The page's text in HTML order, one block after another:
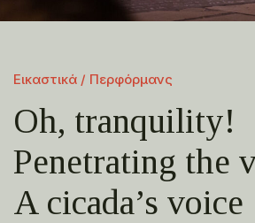
Εικαστικά / Περφόρμανς
Oh, tranquility!
Penetrating the
A cicada’s voice